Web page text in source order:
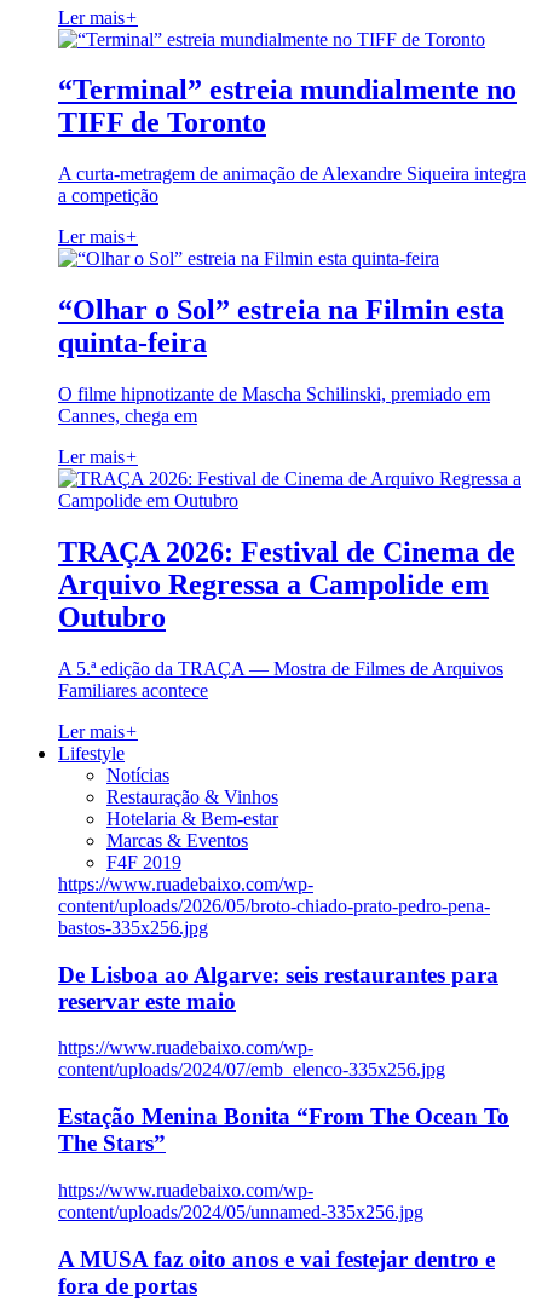
Ler mais+
“Terminal” estreia mundialmente no
TIFF de Toronto
A curta-metragem de animação de Alexandre Siqueira integra
a competição
Ler mais+
“Olhar o Sol” estreia na Filmin esta
quinta-feira
O filme hipnotizante de Mascha Schilinski, premiado em
Cannes, chega em
Ler mais+
TRAÇA 2026: Festival de Cinema de
Arquivo Regressa a Campolide em
Outubro
A 5.ª edição da TRAÇA — Mostra de Filmes de Arquivos
Familiares acontece
Ler mais+
Lifestyle
Notícias
Restauração & Vinhos
Hotelaria & Bem-estar
Marcas & Eventos
F4F 2019
https://www.ruadebaixo.com/wp-
content/uploads/2026/05/broto-chiado-prato-pedro-pena-
bastos-335x256.jpg
De Lisboa ao Algarve: seis restaurantes para
reservar este maio
https://www.ruadebaixo.com/wp-
content/uploads/2024/07/emb_elenco-335x256.jpg
Estação Menina Bonita “From The Ocean To
The Stars”
https://www.ruadebaixo.com/wp-
content/uploads/2024/05/unnamed-335x256.jpg
A MUSA faz oito anos e vai festejar dentro e
fora de portas